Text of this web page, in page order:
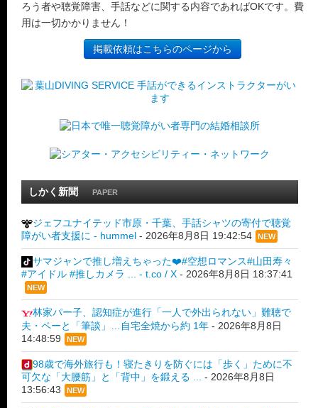
ろう者や聴覚障害、手話などに関する内容であればOKです。費
用は一切かかりません！
掲載依頼はこちらのページから
しかく新聞 PAPER
ジェフユナイテッド市原・千葉、手話シャツの寄付で聴覚
障がい者支援に - hummel - 2026年8月8日 19:42:54 NEW
サマジャンで推し増えちゃった❤️#空想ロマンス#山田寿々
#アイドル #推しカメラ ... - t.co / X - 2026年8月8日 18:37:41
NEW
林家パー子、認知症が進行「一人で外出られない」難聴で
夫・ペーと「筆談」…自宅全焼から約 1年 - 2026年8月8日
14:48:59
NEW
98歳で海外旅行も！寝たきりを防ぐには「歩く」ために不
可欠な「大腰筋」と「背中」を鍛える ...
- 2026年8月8日
13:56:43
NEW